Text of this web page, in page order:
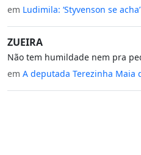
em Ludimila: ‘Styvenson se acha’
ZUEIRA
Não tem humildade nem pra
em A deputada Terezinha Maia